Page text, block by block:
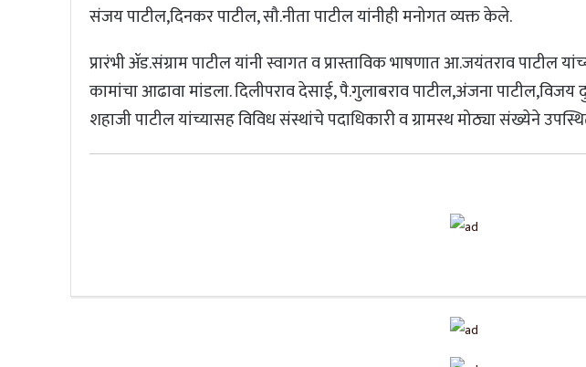
संजय पाटील,दिनकर पाटील, सौ.नीता पाटील यांनीही मनोगत व्यक्त केले.
प्रारंभी ॲड.संग्राम पाटील यांनी स्वागत व प्रास्ताविक भाषणात आ.जयंतराव पाटील
कामांचा आढावा मांडला. दिलीपराव देसाई, पै.गुलाबराव पाटील,अंजना
शहाजी पाटील यांच्यासह विविध संस्थांचे पदाधिकारी व ग्रामस्थ मोठ्या संख्येने